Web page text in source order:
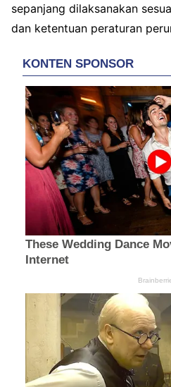
sepanjang dilaksanakan
dan ketentuan peraturan